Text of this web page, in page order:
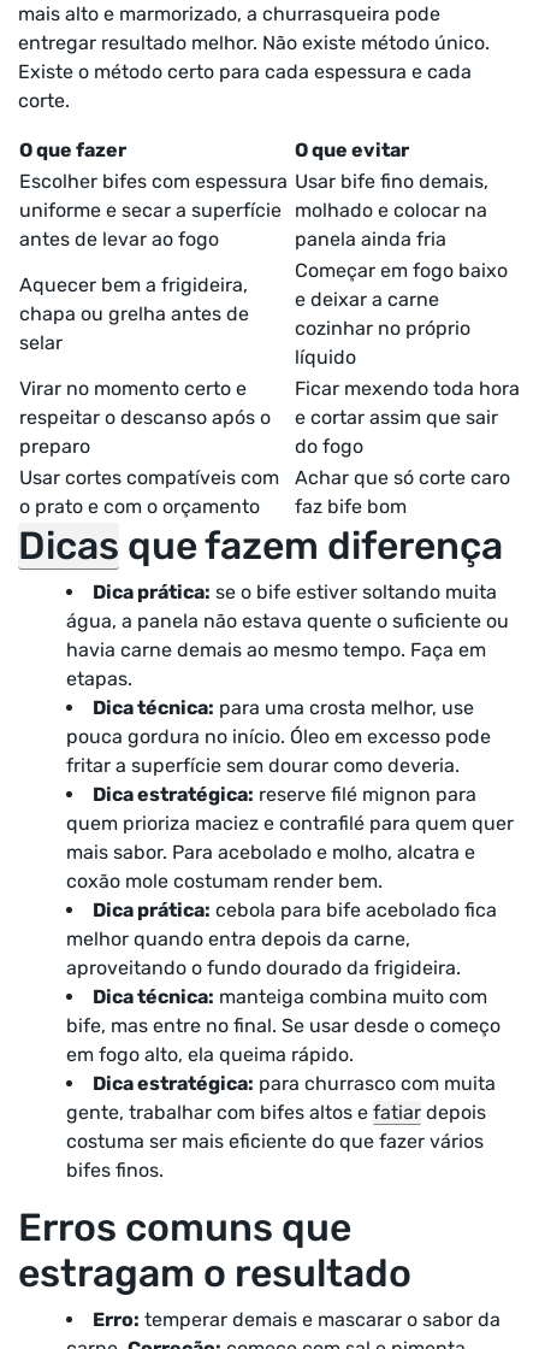
mais alto e marmorizado, a churrasqueira pode
entregar resultado melhor. Não existe método único.
Existe o método certo para cada espessura e cada
corte.
O que fazer
O que evitar
Escolher bifes com espessura
uniforme e secar a superfície
antes de levar ao fogo
Usar bife fino demais,
molhado e colocar na
panela ainda fria
Aquecer bem a frigideira,
chapa ou grelha antes de
selar
Começar em fogo baixo
e deixar a carne
cozinhar no próprio
líquido
Virar no momento certo e
respeitar o descanso após o
preparo
Ficar mexendo toda hora
e cortar assim que sair
do fogo
Usar cortes compatíveis com
o prato e com o orçamento
Achar que só corte caro
faz bife bom
Dicas que fazem diferença
Dica prática: se o bife estiver soltando muita
água, a panela não estava quente o suficiente ou
havia carne demais ao mesmo tempo. Faça em
etapas.
Dica técnica: para uma crosta melhor, use
pouca gordura no início. Óleo em excesso pode
fritar a superfície sem dourar como deveria.
Dica estratégica: reserve filé mignon para
quem prioriza maciez e contrafilé para quem quer
mais sabor. Para acebolado e molho, alcatra e
coxão mole costumam render bem.
Dica prática: cebola para bife acebolado fica
melhor quando entra depois da carne,
aproveitando o fundo dourado da frigideira.
Dica técnica: manteiga combina muito com
bife, mas entre no final. Se usar desde o começo
em fogo alto, ela queima rápido.
Dica estratégica: para churrasco com muita
gente, trabalhar com bifes altos e fatiar depois
costuma ser mais eficiente do que fazer vários
bifes finos.
Erros comuns que
estragam o resultado
Erro: temperar demais e mascarar o sabor da